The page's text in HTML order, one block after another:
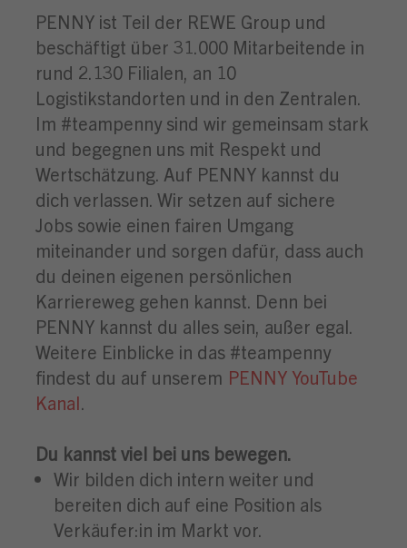
PENNY ist Teil der REWE Group und
beschäftigt über 31.000 Mitarbeitende in
rund 2.130 Filialen, an 10
Logistikstandorten und in den Zentralen.
Im #teampenny sind wir gemeinsam stark
und begegnen uns mit Respekt und
Wertschätzung. Auf PENNY kannst du
dich verlassen. Wir setzen auf sichere
Jobs sowie einen fairen Umgang
miteinander und sorgen dafür, dass auch
du deinen eigenen persönlichen
Karriereweg gehen kannst. Denn bei
PENNY kannst du alles sein, außer egal.
Weitere Einblicke in das #teampenny
findest du auf unserem PENNY YouTube
Kanal.
Du kannst viel bei uns bewegen.
Wir bilden dich intern weiter und
bereiten dich auf eine Position als
Verkäufer:in im Markt vor.